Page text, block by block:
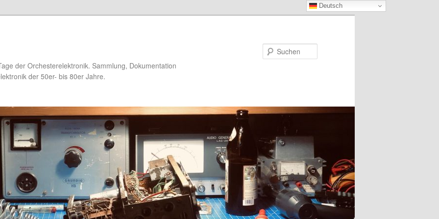
der Orchesterelektronik. Sammlung, Dokumentation
der 50er- bis 80er Jahre.
Deutsch